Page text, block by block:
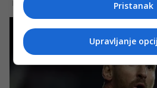
Pristanak
Upravljanje